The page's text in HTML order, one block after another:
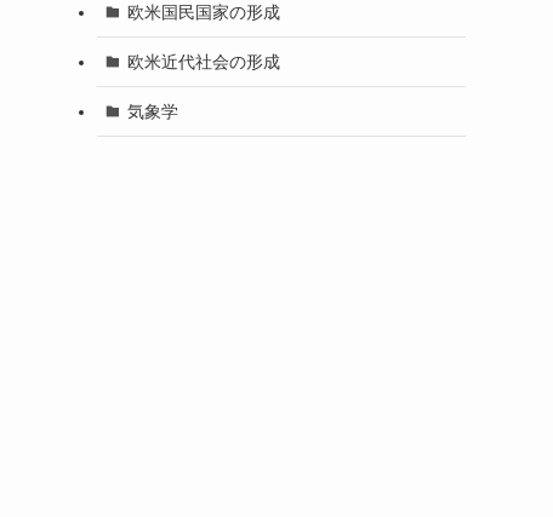
欧米国民国家の形成
欧米近代社会の形成
気象学